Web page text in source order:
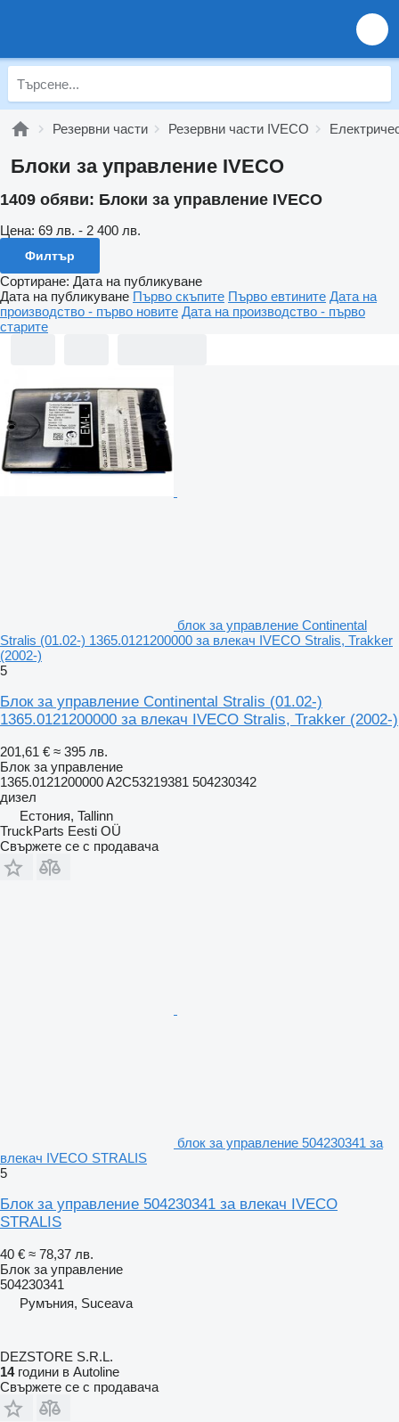
Резервни части Резервни части IVECO
Блоки за управление IVECO
1409 обяви: Блоки за управление IVECO
Цена: 69 лв. - 2 400 лв.
Филтър
Сортиране: Дата на публикуване
Дата на публикуване Първо скъпите Първо евтините Дата на
производство - първо новите Дата на производство - първо
старите
блок за управление Continental
Stralis (01.02-) 1365.0121200000 за влекач IVECO Stralis, Trakker
(2002-)
5
Блок за управление Continental Stralis (01.02-)
1365.0121200000 за влекач IVECO Stralis, Trakker (2002-)
201,61 € ≈ 395 лв.
Блок за управление
1365.0121200000 A2C53219381 504230342
дизел
Естония, Tallinn
TruckParts Eesti OÜ
Свържете се с продавача
блок за управление 504230341 за
влекач IVECO STRALIS
5
Блок за управление 504230341 за влекач IVECO
STRALIS
40 € ≈ 78,37 лв.
Блок за управление
504230341
Румъния, Suceava
DEZSTORE S.R.L.
14години в Autoline
Свържете се с продавача